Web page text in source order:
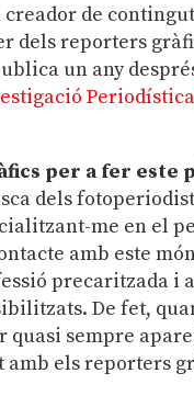
de
dels reporters
un any
per a fer este
dels
me en el
amb este
precaritzada i
De fet,
sempre
amb els reporters